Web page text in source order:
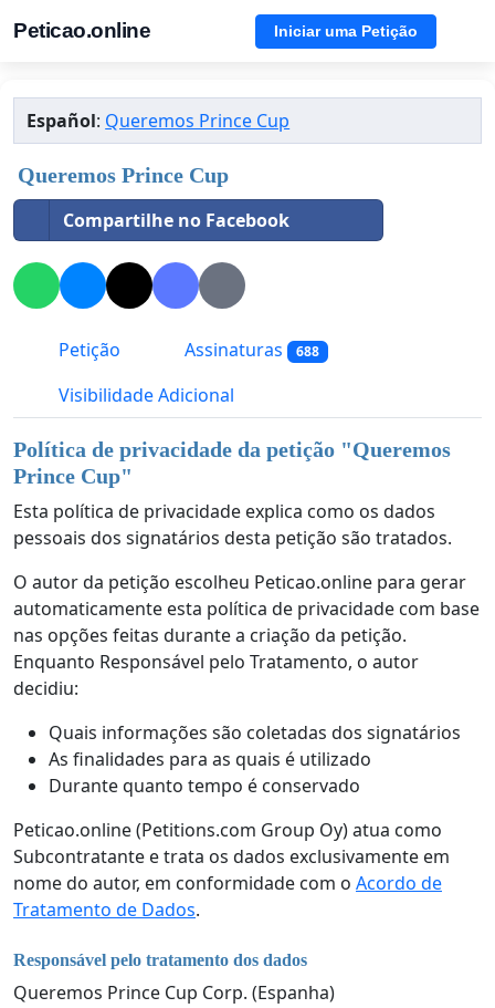
Peticao.online Iniciar uma Petição
Español: Queremos Prince Cup
Queremos Prince Cup
Compartilhe no Facebook
Petição Assinaturas 688
Visibilidade Adicional
Política de privacidade da petição "Queremos
Prince Cup"
Esta política de privacidade explica como os dados
pessoais dos signatários desta petição são tratados.
O autor da petição escolheu Peticao.online para gerar
automaticamente esta política de privacidade com base
nas opções feitas durante a criação da petição.
Enquanto Responsável pelo Tratamento, o autor
decidiu:
Quais informações são coletadas dos signatários
As finalidades para as quais é utilizado
Durante quanto tempo é conservado
Peticao.online (Petitions.com Group Oy) atua como
Subcontratante e trata os dados exclusivamente em
nome do autor, em conformidade com o Acordo de
Tratamento de Dados.
Responsável pelo tratamento dos dados
Queremos Prince Cup Corp. (Espanha)